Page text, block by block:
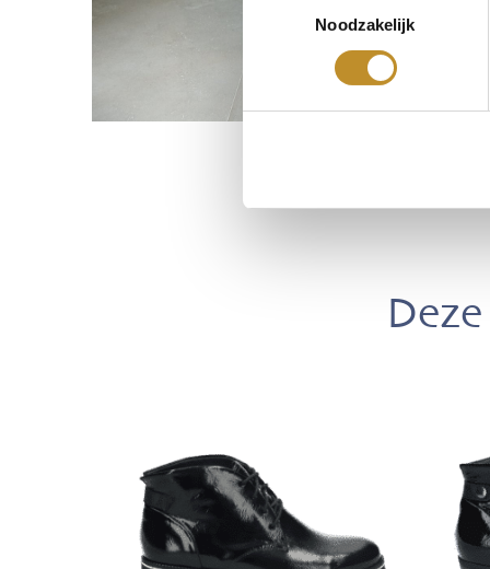
Noodzakelijk